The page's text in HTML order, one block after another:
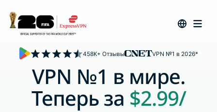
VPN №1 в 2026*
458K+ Отзывы
VPN №1 в мире.
Теперь за $2.99/